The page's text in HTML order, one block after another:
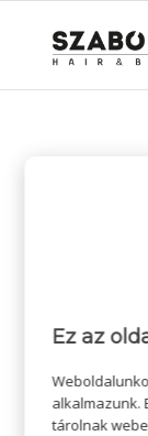
Ez az
alkalmazunk.
tárolnak